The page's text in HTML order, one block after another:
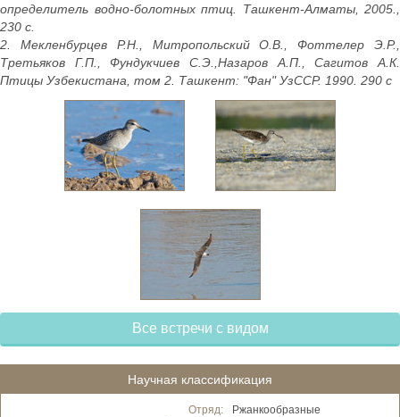
определитель водно-болотных птиц. Ташкент-Алматы, 2005.,
230 с.
2. Мекленбурцев Р.Н., Митропольский О.В., Фоттелер Э.Р.,
Третьяков Г.П., Фундукчиев С.Э.,Назаров А.П., Сагитов А.К.
Птицы Узбекистана, том 2. Ташкент: "Фан" УзССР. 1990. 290 с
Все встречи с видом
Научная классификация
Отряд:
Ржанкообразные